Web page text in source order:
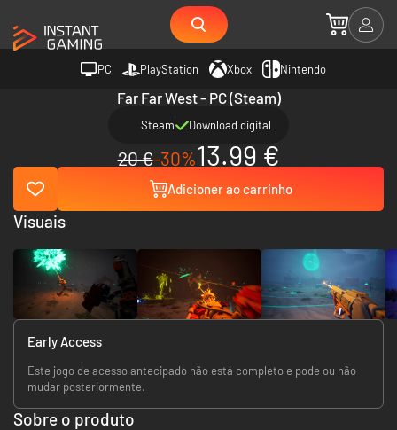
PC PlayStation Xbox Nintendo
Far Far West - PC (Steam)
Steam Download digital
20 €-30%13.99 €
Adicioner ao carrinho
Early Access
Este jogo de acesso antecipado não está completo e pode ou não
mudar posteriormente.
Sobre o produto
Visuais